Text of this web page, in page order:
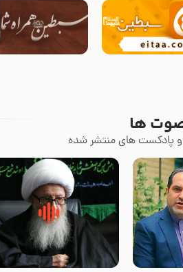
ها
پادکست های منتشر شده
و سلم
آخر
زوّار اربعین امام حسین (علیه
السلام) با این اشتیاق به زیارت